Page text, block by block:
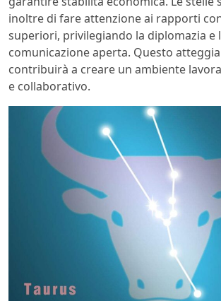
inoltre di fare attenzione ai rapporti
superiori, privilegiando la diplomazia e
comunicazione aperta. Questo
contribuirà a creare un ambiente
e collaborativo.